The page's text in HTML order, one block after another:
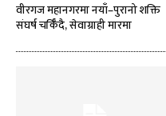
वीरगज महानगरमा नयाँ–पुरानो शक्ति
संघर्ष चर्किँदै, सेवाग्राही मारमा